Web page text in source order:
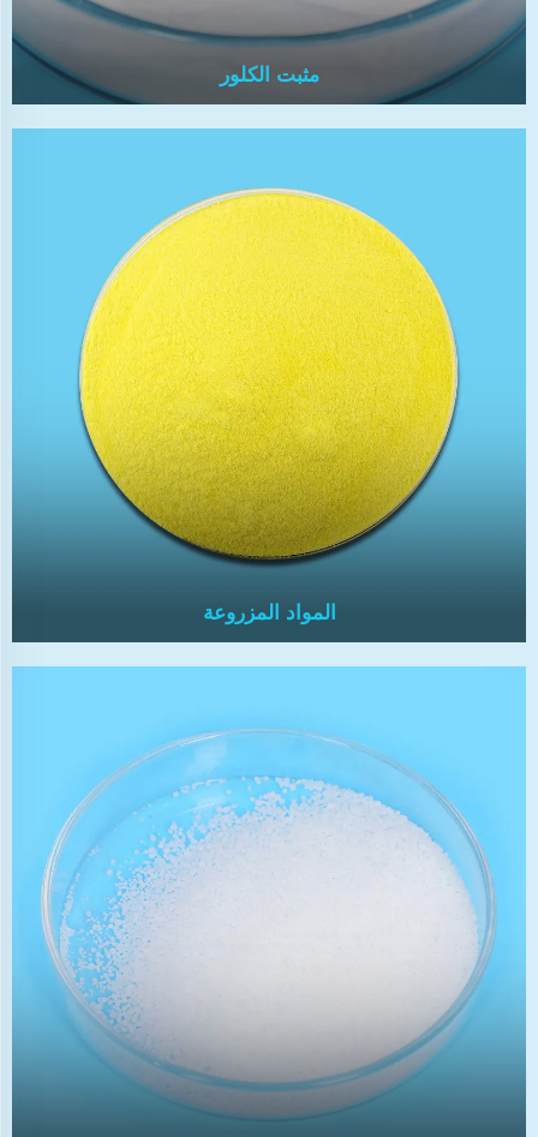
مثبت الكلور
مثبت الكلور
يتميز مثبت الكلور بقوة مضادة للبكتيريا، رائحة خفيفة
واستقرار جيد. يمكنه قتل جميع أنواع البكتيريا في حوض
السباحة بشكل فعال، بدون آثار جانبية، بدون تلويث للبيئة،
ويمكنه الحفاظ على وضوح مياه الحوض.
المواد المزروعة
المواد المزروعة
تساعد المتخثرات على إزالة الجزيئات العالقة والشوائب
من مياه الصرف الصناعي أو مياه الشرب عن طريق تعزيز
التكتل الجزيئي إلى تكتلات أكبر وأسهل في الإزالة.